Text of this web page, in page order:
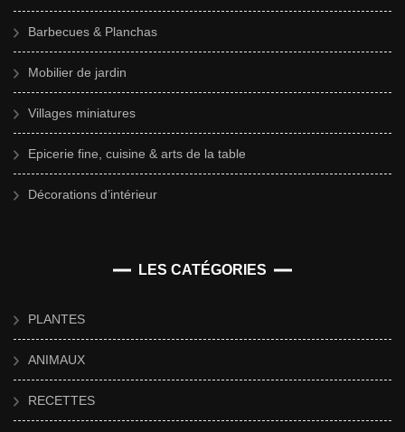
Barbecues & Planchas
Mobilier de jardin
Villages miniatures
Epicerie fine, cuisine & arts de la table
Décorations d’intérieur
LES CATÉGORIES
PLANTES
ANIMAUX
RECETTES